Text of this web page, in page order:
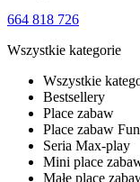
664 818 726
Wszystkie kategorie
Wszystkie
Bestsellery
Place zabaw
Place zabaw
Seria Max-play
Mini place
Małe place